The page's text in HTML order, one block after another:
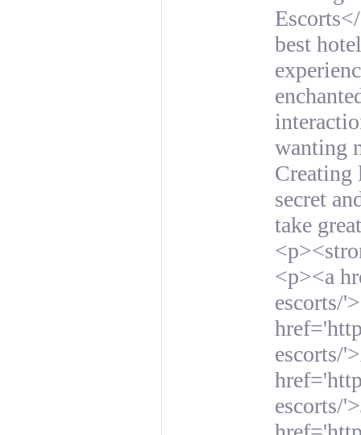
best
wanting
Creating
secret
take
<p><a
escorts/
escorts/
escorts/